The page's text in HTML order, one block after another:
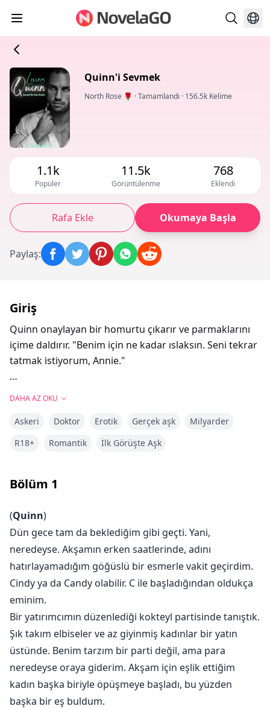
Quinn'i Sevmek
North Rose 🌹 ·Tamamlandı · 156.5k Kelime
1.1k
Popüler
11.5k
Görüntülenme
768
Eklendi
Rafa Ekle Okumaya Başla
Paylaş:
Giriş
Quinn onaylayan bir homurtu çıkarır ve parmaklarını
içime daldırır. "Benim için ne kadar ıslaksın. Seni tekrar
tatmak istiyorum, Annie."
ağzını merkezime yapıştırır. Klitorisimle ilgilenirken
yüksek sesle inlerim. İki parmağını derinlemesine içime
Bir elim masamı sıkıca tutarken, diğer elim saçlarına
kahretsin, Quinn."
"Adımı inle, Annie."
********************
Annora Winters harika bir işe, rahat bir eve ve sevgi
dolu bir aileye sahip. Yine de hayatında bir şeylerin
eksik olduğunu hissediyor. Bir zamanlar avucunun
içinde tuttuğu, ama doğru zaman olmadığı için
kaybettiği bir şey. O kadar saf bir aşk ki, yüzünü hayal
ettiğinden daha fazla rüyasında görüyor.
DAHA AZ OKU
Askeri Doktor Erotik Gerçek aşk
Milyarder
R18+
Romantik İlk Görüşte Aşk
Bölüm 1
(Quinn)
Dün gece tam da beklediğim gibi geçti. Yani,
neredeyse. Akşamın erken saatlerinde, adını
hatırlayamadığım göğüslü bir esmerle vakit geçirdim.
Cindy ya da Candy olabilir. C ile başladığından oldukça
eminim.
Bir yatırımcımın düzenlediği kokteyl partisinde tanıştık.
Şık takım elbiseler ve az giyinmiş kadınlar bir yatın
üstünde. Benim tarzım bir parti değil, ama para
neredeyse oraya giderim. Akşam için eşlik ettiğim
kadın başka biriyle öpüşmeye başladı, bu yüzden
başka bir eş buldum.